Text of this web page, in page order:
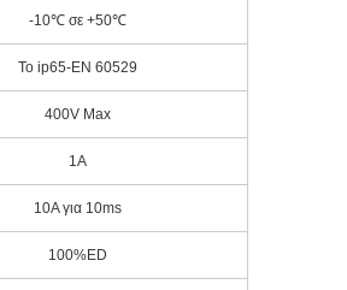
-10℃ σε +50℃
Το ip65-EN 60529
400V Max
1A
10A για 10ms
100%ED